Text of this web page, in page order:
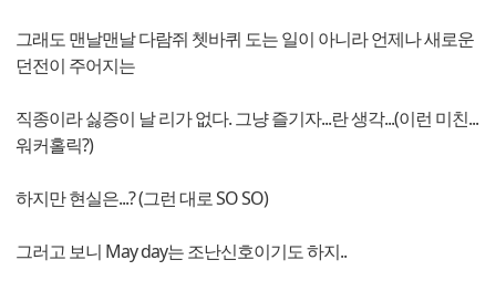
그래도 맨날맨날 다람쥐 쳇바퀴 도는 일이 아니라 언제나 새로운
던전이 주어지는
직종이라 싫증이 날 리가 없다. 그냥 즐기자...란 생각...(이런 미친...
워커홀릭?)
하지만 현실은...? (그런 대로 SO SO)
그러고 보니 May day는 조난신호이기도 하지..